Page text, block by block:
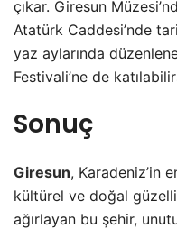
çıkar. Giresun
Atatürk Caddesi’nde
yaz aylarında
Festivali’ne de
Sonuç
Giresun, Karadeniz’in
kültürel ve doğal
ağırlayan bu şehir,